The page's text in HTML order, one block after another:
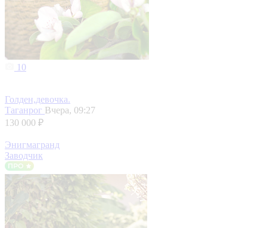
10
Голден,девочка.
Таганрог Вчера, 09:27
130 000 ₽
Энигмагранд
Заводчик